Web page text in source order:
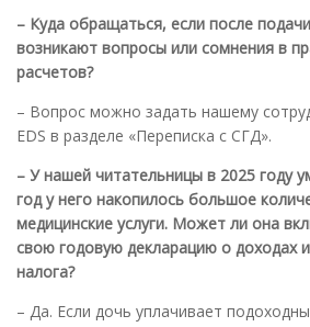
– Куда обращаться, если после
возникают вопросы или сомнения в
расчетов?
– Вопрос можно задать нашему
EDS в разделе «Переписка с СГД».
– У нашей читательницы в 2025 году
год у него накопилось большое
медицинские услуги. Может ли она
свою годовую декларацию о доходах
налога?
– Да. Если дочь уплачивает